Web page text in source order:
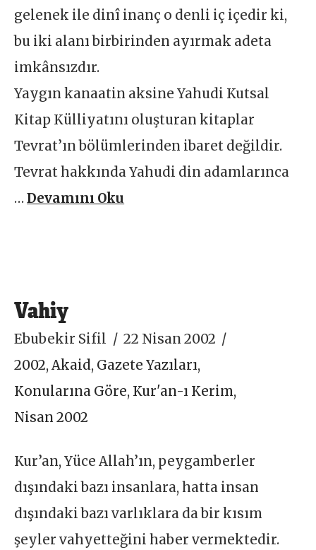
gelenek ile dinî inanç o denli iç içedir ki,
bu iki alanı birbirinden ayırmak adeta
imkânsızdır.
Yaygın kanaatin aksine Yahudi Kutsal
Kitap Külliyatını oluşturan kitaplar
Tevrat’ın bölümlerinden ibaret değildir.
Tevrat hakkında Yahudi din adamlarınca
…Devamını Oku
Vahiy
Ebubekir Sifil
22 Nisan 2002
2002,Akaid, Gazete Yazıları,
Konularına Göre, Kur'an-ı Kerim,
Nisan 2002
Kur’an, Yüce Allah’ın, peygamberler
dışındaki bazı insanlara, hatta insan
dışındaki bazı varlıklara da bir kısım
şeyler vahyetteğini haber vermektedir.